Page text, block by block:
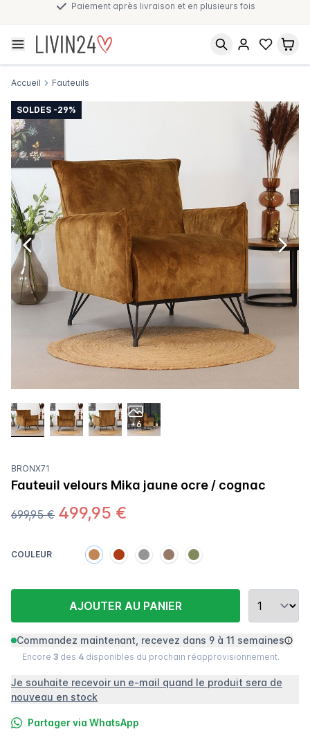
Paiement après livraison et en plusieurs fois
Accueil Fauteuils
SOLDES -29%
+6
BRONX71
Fauteuil velours Mika jaune ocre / cognac
699,95 € 499,95 €
COULEUR
AJOUTER AU PANIER
Commandez maintenant, recevez dans 9 à 11 semaines
Encore 3 des 4 disponibles du prochain réapprovisionnement.
Je souhaite recevoir un e-mail quand le produit sera de
nouveau en stock
Partager via WhatsApp